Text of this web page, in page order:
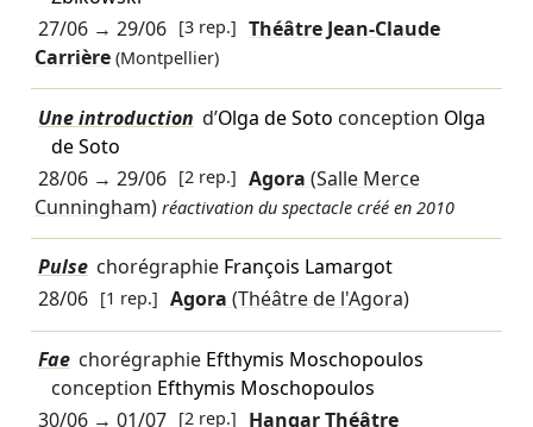
27/06→ 29/06 [3 rep.] Théâtre Jean-Claude
Carrière (Montpellier)
Une introduction d’Olga de Soto conception Olga
de Soto
28/06→ 29/06 [2 rep.] Agora(Salle Merce
Cunningham) réactivation du spectacle créé en 2010
Pulse chorégraphie François Lamargot
28/06 [1 rep.] Agora(Théâtre de l'Agora)
Fae chorégraphie Efthymis Moschopoulos
conception Efthymis Moschopoulos
30/06→ 01/07 [2 rep.] Hangar Théâtre